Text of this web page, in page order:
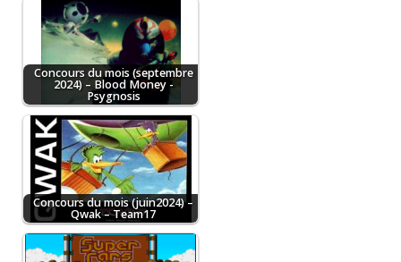
Concours du mois (septembre
2024) – Blood Money -
Psygnosis
Concours du mois (juin2024) –
Qwak – Team17